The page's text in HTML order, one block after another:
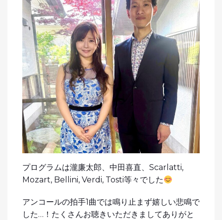
プログラムは瀧廉太郎、中田喜直、Scarlatti,
Mozart, Bellini, Verdi, Tosti等々でした
アンコールの拍手1曲では鳴り止まず嬉しい悲鳴で
した…！たくさんお聴きいただきましてありがと